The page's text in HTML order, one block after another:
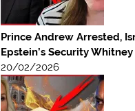
Prince Andrew Arrested,
Epstein’s Security
20/02/2026